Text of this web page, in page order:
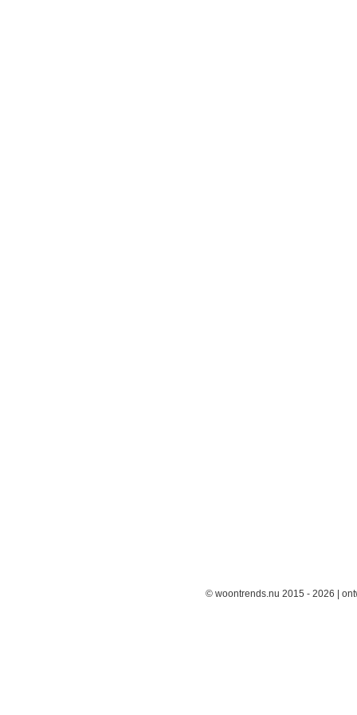
© woontrends.nu 2015 - 2026 |